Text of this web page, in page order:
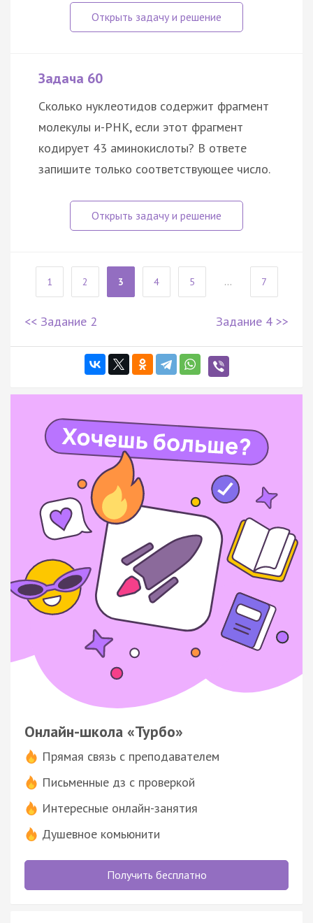
Задача 60
Сколько нуклеотидов содержит фрагмент
молекулы и-РНК, если этот фрагмент
кодирует 43 аминокислоты? В ответе
запишите только соответствующее число.
1 2 3 4 5 ... 7
<< Задание 2 Задание 4 >>
Онлайн-школа «Турбо»
Прямая связь с преподавателем
Письменные дз с проверкой
Интересные онлайн-занятия
Душевное комьюнити
Получить бесплатно